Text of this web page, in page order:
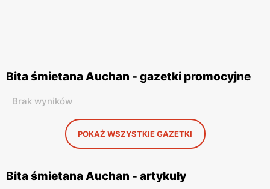
Bita śmietana Auchan - gazetki promocyjne
Brak wyników
POKAŻ WSZYSTKIE GAZETKI
Bita śmietana Auchan - artykuły